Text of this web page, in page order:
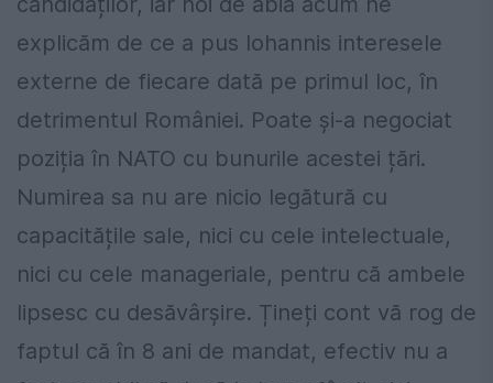
explicăm de ce a pus Iohannis interesele
externe de fiecare dată pe primul loc, în
detrimentul României. Poate și-a negociat
poziția în NATO cu bunurile acestei țări.
Numirea sa nu are nicio legătură cu
capacitățile sale, nici cu cele intelectuale,
nici cu cele manageriale, pentru că ambele
lipsesc cu desăvârșire. Țineți cont vă rog de
faptul că în 8 ani de mandat, efectiv nu a